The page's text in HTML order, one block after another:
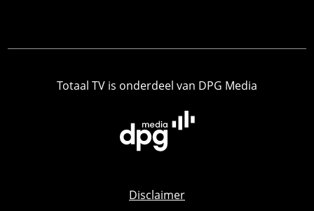
Totaal TV is onderdeel van DPG Media
Disclaimer